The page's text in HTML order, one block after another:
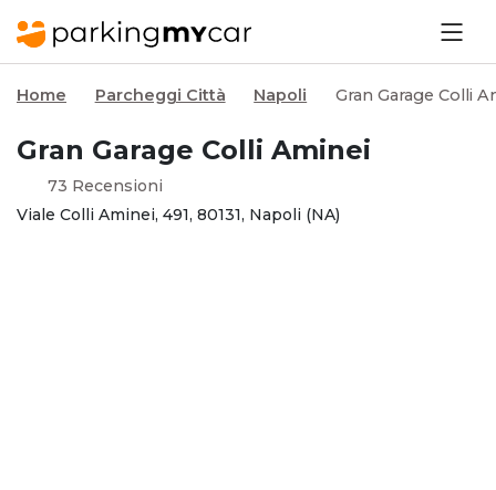
Home Parcheggi Città Napoli Gran Garage Colli
Gran Garage Colli Aminei
73 Recensioni
Viale Colli Aminei, 491, 80131, Napoli (NA)